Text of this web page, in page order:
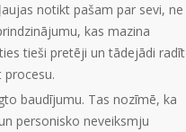
notikt pašam par sevi, ne
kas mazina
tieši pretēji un tādejādi radīt
procesu.
baudījumu. Tas nozīmē, ka
personisko neveiksmju